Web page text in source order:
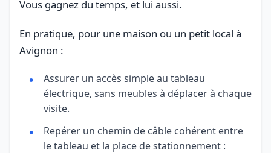
Vous gagnez du temps, et lui aussi.
En pratique, pour une maison ou un petit local à
Avignon :
Assurer un accès simple au tableau
électrique, sans meubles à déplacer à chaque
visite.
Repérer un chemin de câble cohérent entre
le tableau et la place de stationnement :